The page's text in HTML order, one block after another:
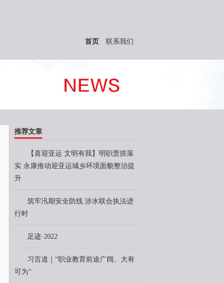
首页 联系我们
推荐文章
【喜迎亚运 文明有我】明职责抓落
实 永康推动迎亚运城乡环境面貌整治提
升
筑牢汛期安全防线 涉水联合执法进
行时
足迹·2022
习言道｜“职业教育前途广阔、大有
可为”